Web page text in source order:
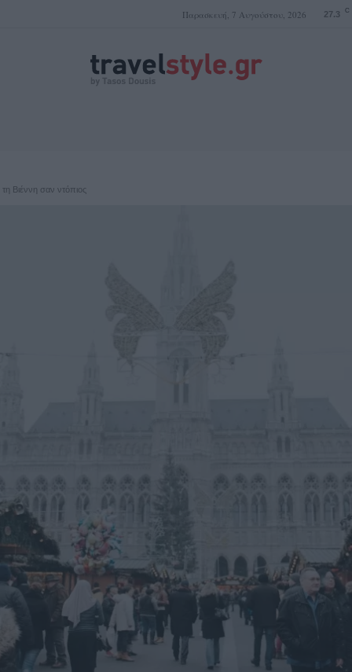
Παρασκευή, 7 Αυγούστου, 2026 27.3 C
Βιέννη σαν ντόπιος